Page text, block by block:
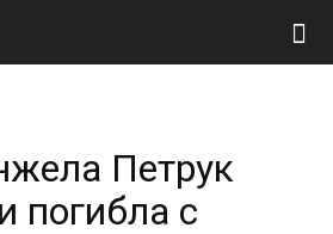
Петрук
погибла с